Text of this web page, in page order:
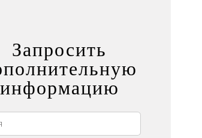
Запросить
информацию